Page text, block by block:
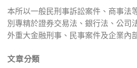
本所以一般民刑事訴訟案件、商事法
別專精於證券交易法、銀行法、公司
外重大金融刑事、民事案件及企業內
文章分類